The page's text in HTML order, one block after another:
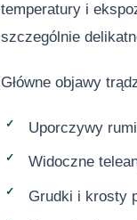
temperatury i
szczególnie
Główne objawy
Uporczywy
Widoczne
Grudki i krosty